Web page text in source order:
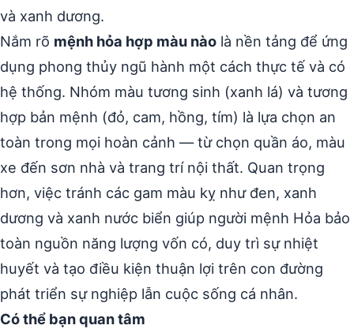
và xanh dương.
Nắm rõ mệnh hỏa hợp màu nào là nền tảng để ứng
dụng phong thủy ngũ hành một cách thực tế và có
hệ thống. Nhóm màu tương sinh (xanh lá) và tương
hợp bản mệnh (đỏ, cam, hồng, tím) là lựa chọn an
toàn trong mọi hoàn cảnh — từ chọn quần áo, màu
xe đến sơn nhà và trang trí nội thất. Quan trọng
hơn, việc tránh các gam màu kỵ như đen, xanh
dương và xanh nước biển giúp người mệnh Hỏa bảo
toàn nguồn năng lượng vốn có, duy trì sự nhiệt
huyết và tạo điều kiện thuận lợi trên con đường
phát triển sự nghiệp lẫn cuộc sống cá nhân.
Có thể bạn quan tâm